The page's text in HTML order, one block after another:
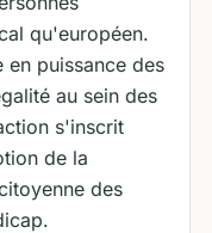
qu'européen.
en puissance des
au sein des
s'inscrit
de la
des